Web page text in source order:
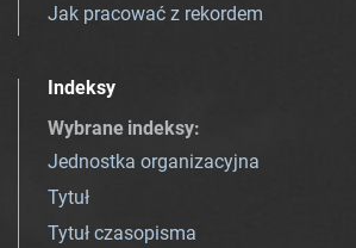
Jak pracować z rekordem
Indeksy
Wybrane indeksy:
Jednostka organizacyjna
Tytuł
Tytuł czasopisma